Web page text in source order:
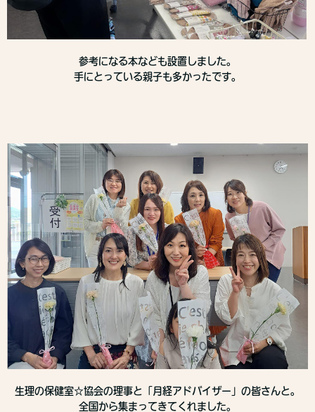
参考になる本なども設置しました。
手にとっている親子も多かったです。
生理の保健室☆協会の理事と「月経アドバイザー」の皆さんと。
全国から集まってきてくれました。